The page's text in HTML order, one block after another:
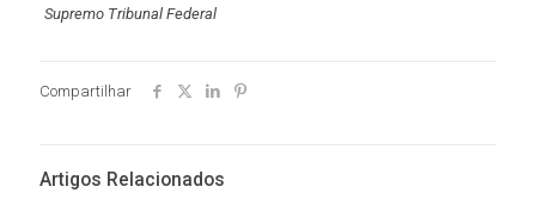
Supremo Tribunal Federal
Compartilhar
Artigos Relacionados